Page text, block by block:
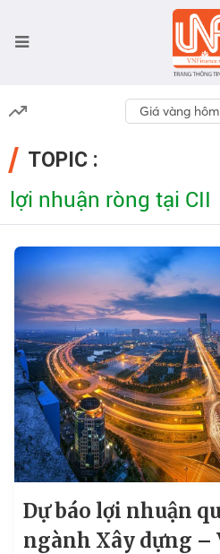
Giá vàng
TOPIC :
lợi nhuận ròng tại CII
Dự báo lợi nhuận
ngành Xây dựng –